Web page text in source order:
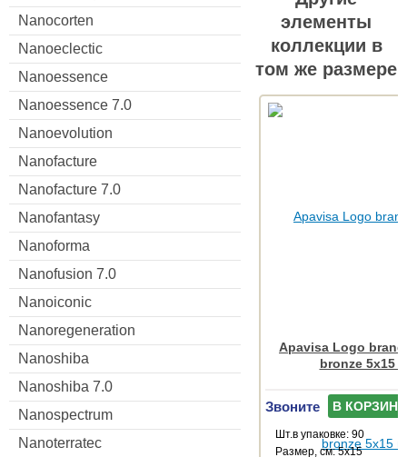
Nanocorten
Nanoeclectic
Nanoessence
Nanoessence 7.0
Nanoevolution
Nanofacture
Nanofacture 7.0
Nanofantasy
Nanoforma
Nanofusion 7.0
Nanoiconic
Nanoregeneration
Nanoshiba
Nanoshiba 7.0
Nanospectrum
Nanoterratec
элементы
коллекции в
том же размере
Apavisa Logo
bronze 5x15
Звоните В КОРЗИНУ
Шт.в упаковке: 90
Размер, см: 5x15